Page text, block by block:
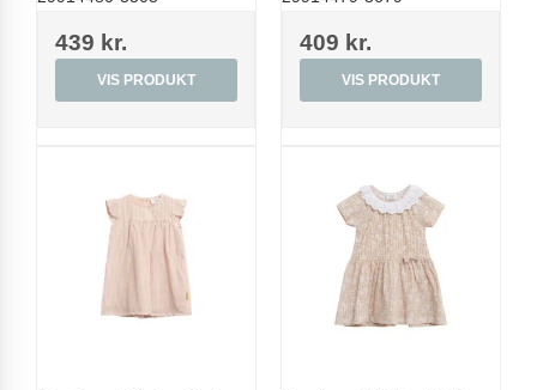
439 kr.
VIS PRODUKT
409 kr.
VIS PRODUKT